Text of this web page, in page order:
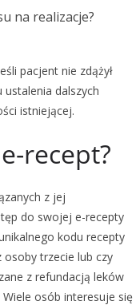
na realizacje?
pacjent nie zdążył
dalszych
istniejącej.
recept?
z jej
do swojej e-recepty
kodu recepty
osoby trzecie lub czy
z refundacją leków
osób interesuje się